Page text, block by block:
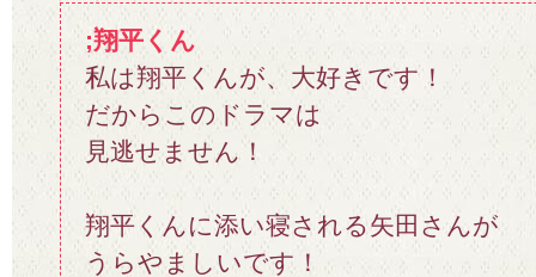
;翔平くん
私は翔平くんが、大好きです！
だからこのドラマは
見逃せません！
翔平くんに添い寝される矢田さんが
うらやましいです！